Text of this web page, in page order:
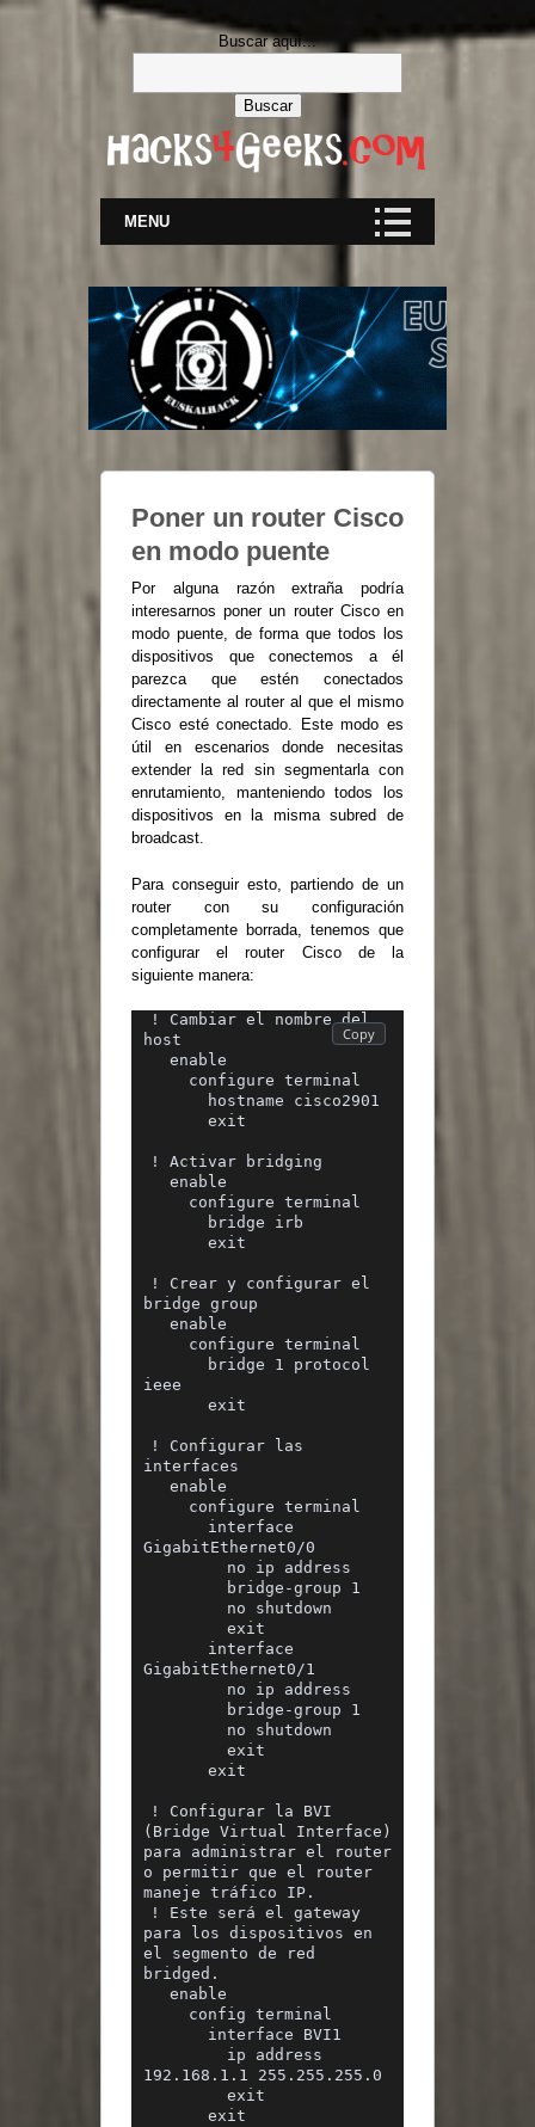
Buscar aquí...
MENU
Poner un router Cisco
en modo puente
Por alguna razón extraña podría
interesarnos poner un router Cisco en
modo puente, de forma que todos los
dispositivos que conectemos a él
parezca que estén conectados
directamente al router al que el mismo
Cisco esté conectado. Este modo es
útil en escenarios donde necesitas
extender la red sin segmentarla con
enrutamiento, manteniendo todos los
dispositivos en la misma subred de
broadcast.
Para conseguir esto, partiendo de un
router con su configuración
completamente borrada, tenemos que
configurar el router Cisco de la
siguiente manera:
! Cambiar el nombre del
host
  enable
    configure terminal
      hostname cisco2901
      exit
! Activar bridging
  enable
    configure terminal
      bridge irb
      exit
! Crear y configurar el
bridge group
  enable
    configure terminal
      bridge 1 protocol
ieee
      exit
! Configurar las
interfaces
  enable
    configure terminal
      interface
GigabitEthernet0/0
        no ip address
        bridge-group 1
        no shutdown
        exit
      interface
GigabitEthernet0/1
        no ip address
        bridge-group 1
        no shutdown
        exit
      exit
! Configurar la BVI
(Bridge Virtual Interface)
para administrar el router
o permitir que el router
maneje tráfico IP.
! Este será el gateway
para los dispositivos en
el segmento de red
bridged.
  enable
    config terminal
      interface BVI1
        ip address
192.168.1.1 255.255.255.0
        exit
      exit